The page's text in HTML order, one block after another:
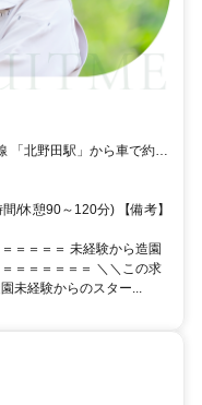
/休憩90～120分) 【備考】
＝＝＝＝ 未経験から造園
＝＝＝＝＝＝ ＼＼この求
未経験からのスター...